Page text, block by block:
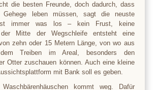
die besten Freunde, doch dadurch, dass
leben müssen, sagt die neuste
ist immer was los – kein Frust, keine
Mitte der Wegschleife entsteht eine
zehn oder 15 Metern Länge, von wo aus
Treiben im Areal, besonders den
Otter zuschauen können. Auch eine kleine
mit Bank soll es geben.
kommt weg. Dafür